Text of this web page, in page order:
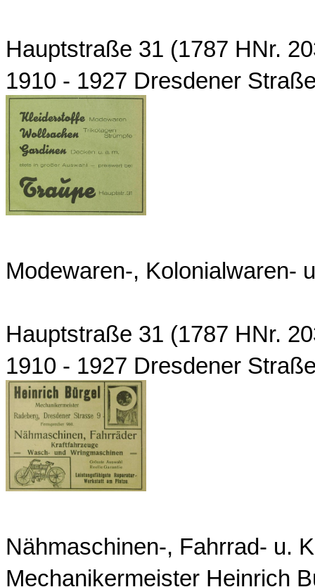
Hauptstraße 31 (1787 HNr.
1910 - 1927 Dresdener
Modewaren-, Kolonialwaren-
Hauptstraße 31 (1787 HNr.
1910 - 1927 Dresdener
Nähmaschinen-, Fahrrad- u.
Mechanikermeister Heinrich